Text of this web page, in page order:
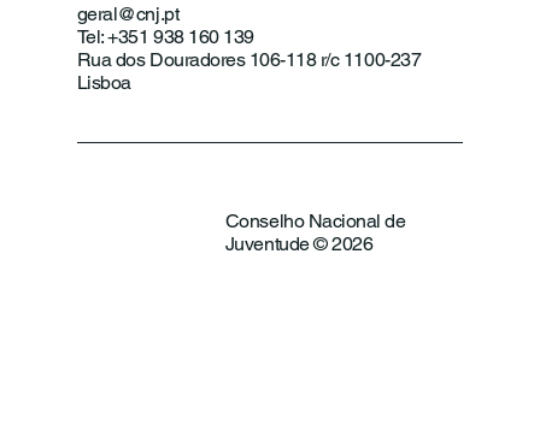
geral@cnj.pt
Tel: +351 938 160 139
Rua dos Douradores 106-118 r/c 1100-237
Lisboa
Conselho Nacional de
Juventude © 2026